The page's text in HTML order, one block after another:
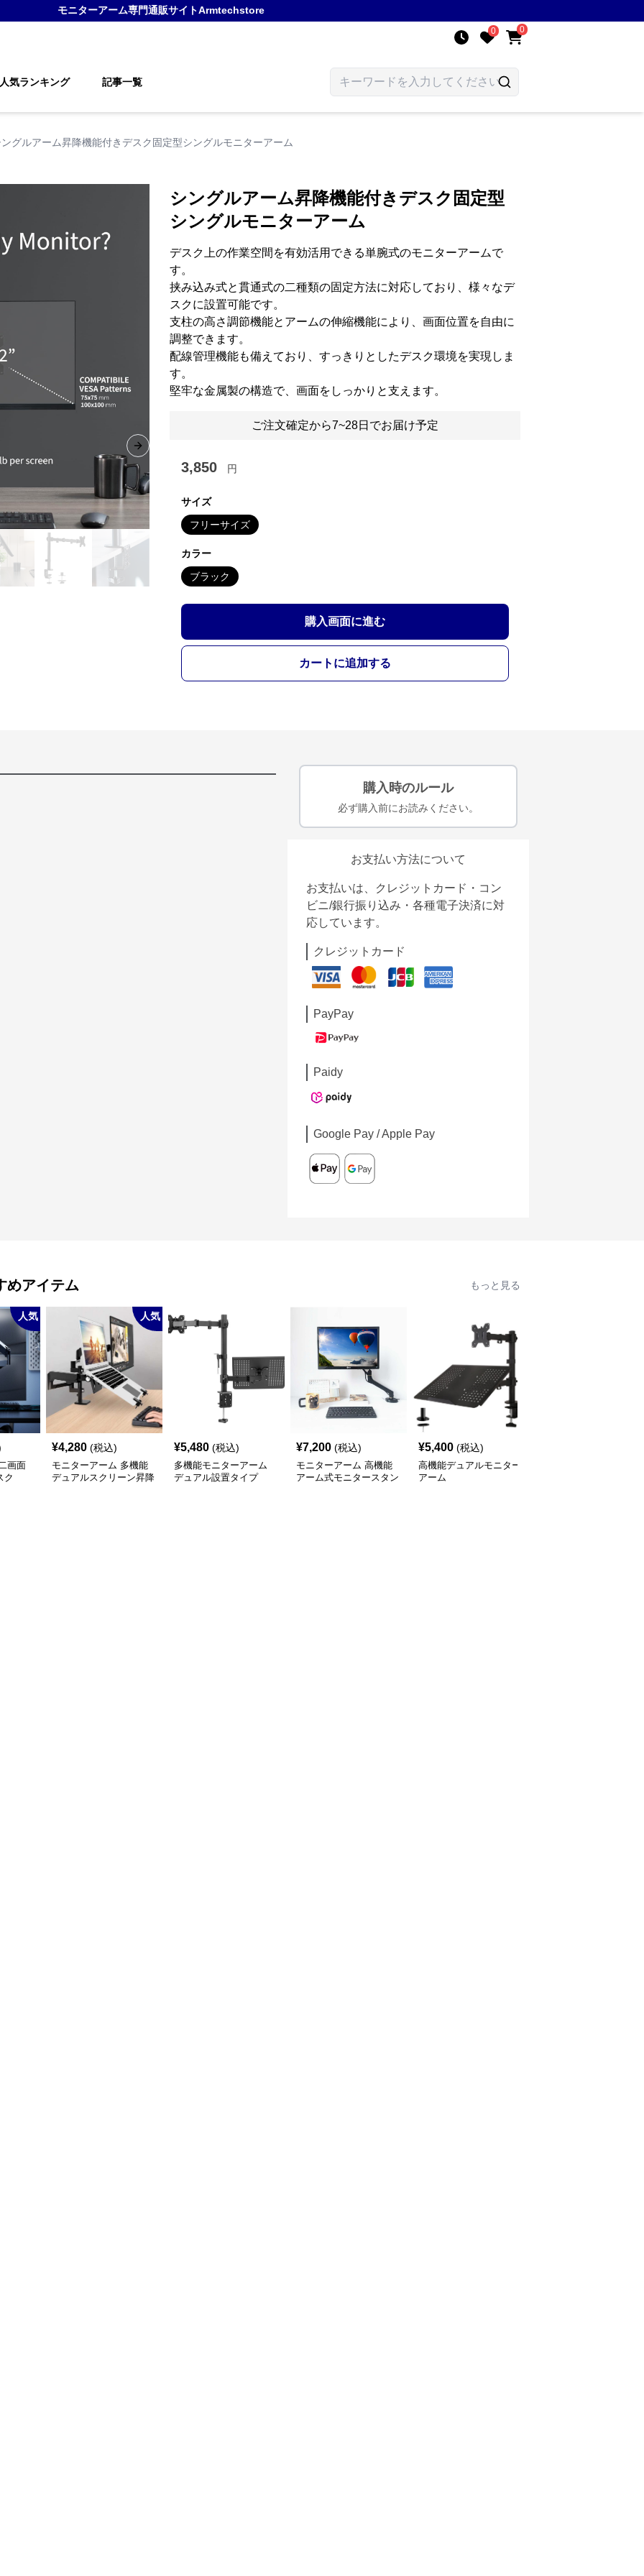
モニターアーム専門通販サイトArmtechstore
0 0
人気ランキング 記事一覧
ングルアーム昇降機能付きデスク固定型シングルモニターアーム
Next slide
シングルアーム昇降機能付きデスク固定型
シングルモニターアーム
デスク上の作業空間を有効活用できる単腕式のモニターアームで
す。
挟み込み式と貫通式の二種類の固定方法に対応しており、様々なデ
スクに設置可能です。
支柱の高さ調節機能とアームの伸縮機能により、画面位置を自由に
調整できます。
配線管理機能も備えており、すっきりとしたデスク環境を実現しま
す。
堅牢な金属製の構造で、画面をしっかりと支えます。
ご注文確定から7~28日でお届け予定
3,850 円
サイズ
フリーサイズ
カラー
ブラック
購入画面に進む
カートに追加する
購入時のルール
必ず購入前にお読みください。
お支払い方法について
お支払いは、クレジットカード・コン
ビニ/銀行振り込み・各種電子決済に対
応しています。
クレジットカード
PayPay
Paidy
Google Pay / Apple Pay
めアイテム もっと見る
人気
画面
ク
人気
¥4,280 (税込)
モニターアーム 多機能
デュアルスクリーン昇降
¥5,480 (税込)
多機能モニターアーム
デュアル設置タイプ
¥7,200 (税込)
モニターアーム 高機能
アーム式モニタースタン
¥5,400 (税込)
高機能デュアルモニター
アーム